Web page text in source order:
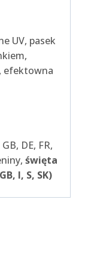
UV, pasek
efektowna
DE, FR,
święta
I, S, SK)